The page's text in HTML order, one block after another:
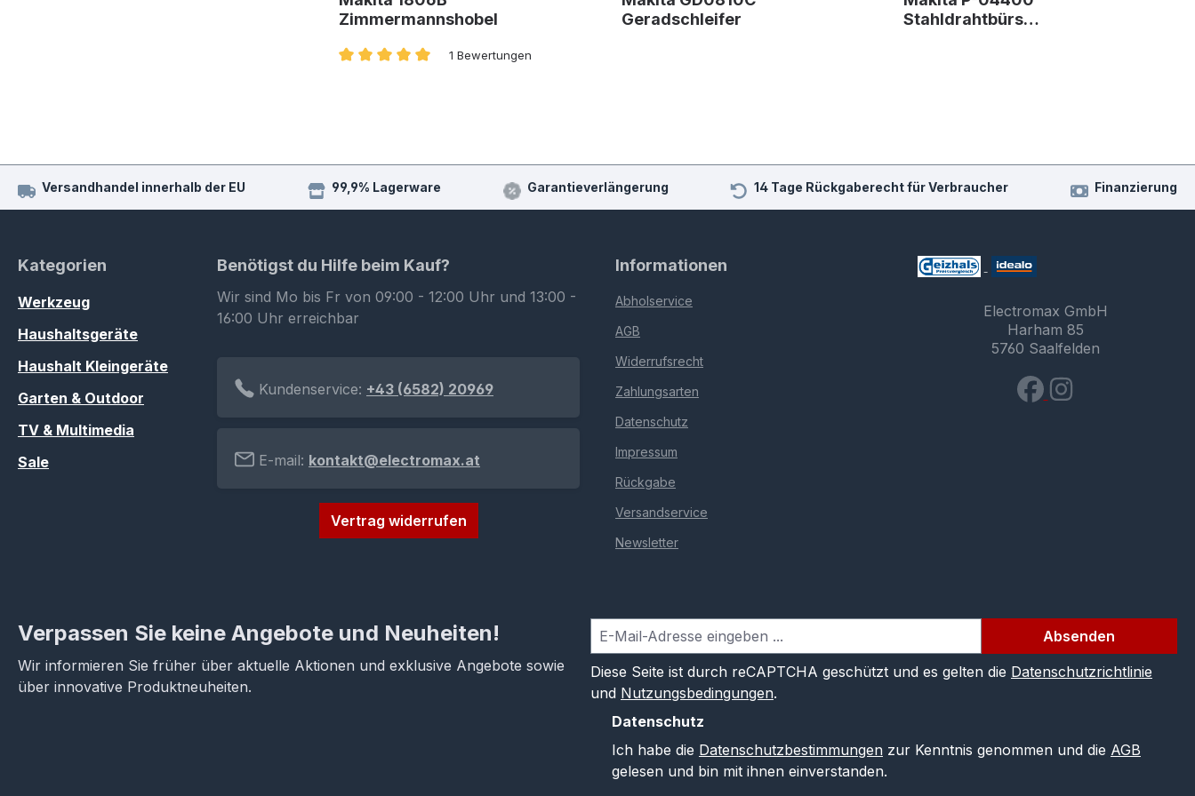
Zimmermannshobel
1 Bewertungen
Geradschleifer
Stahldrahtbürs…
Versandhandel innerhalb der EU 99,9% Lagerware Garantieverlängerung 14 Tage Rückgaberecht für Verbraucher Finanzierung
Kategorien
Werkzeug
Haushaltsgeräte
Haushalt Kleingeräte
Garten & Outdoor
TV & Multimedia
Sale
Benötigst du Hilfe beim Kauf?
Wir sind Mo bis Fr von 09:00 - 12:00 Uhr und 13:00 -
16:00 Uhr erreichbar
Kundenservice: +43 (6582) 20969
E-mail: kontakt@electromax.at
Vertrag widerrufen
Informationen
Abholservice
AGB
Widerrufsrecht
Zahlungsarten
Datenschutz
Impressum
Rückgabe
Versandservice
Newsletter
Electromax GmbH
Harham 85
5760 Saalfelden
Verpassen Sie keine Angebote und Neuheiten!
Wir informieren Sie früher über aktuelle Aktionen und exklusive Angebote sowie
über innovative Produktneuheiten.
Absenden
Diese Seite ist durch reCAPTCHA geschützt und es gelten die Datenschutzrichtlinie
und Nutzungsbedingungen.
Datenschutz
Ich habe die Datenschutzbestimmungenzur Kenntnis genommen und die AGB
gelesen und bin mit ihnen einverstanden.